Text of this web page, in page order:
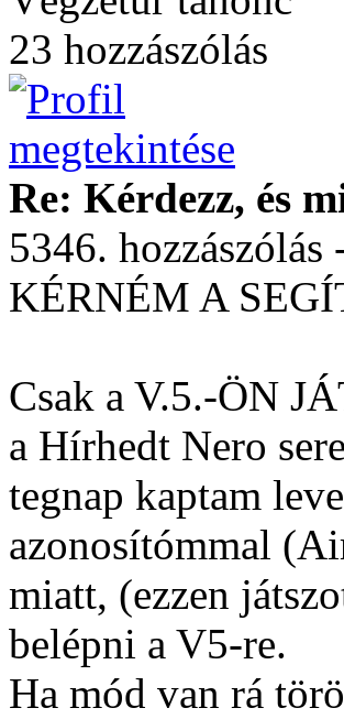
23 hozzászólás
Re: Kérdezz, és
5346.
KÉRNÉM A
Csak a V.5.-ÖN
a Hírhedt Nero
tegnap kaptam
azonosítómmal
miatt, (ezzen
belépni a V5-re.
Ha mód van rá